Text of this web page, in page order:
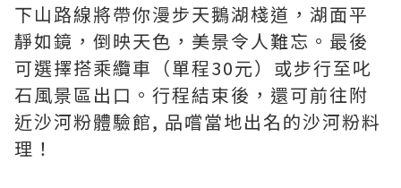
下山路線將帶你漫步天鵝湖棧道，湖面平
靜如鏡，倒映天色，美景令人難忘。最後
可選擇搭乘纜車（單程30元）或步行至叱
石風景區出口。行程結束後，還可前往附
近沙河粉體驗館, 品嚐當地出名的沙河粉料
理！